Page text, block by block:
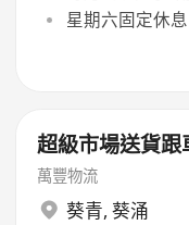
星期六固定休
超級市場送貨跟
萬豐物流
葵青, 葵涌